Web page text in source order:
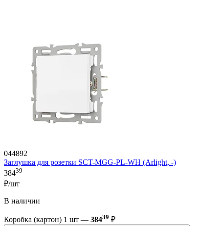
044892
Заглушка для розетки SCT-MGG-PL-WH (Arlight, -)
38439
₽/шт
В наличии
Коробка (картон) 1 шт — 38439 ₽